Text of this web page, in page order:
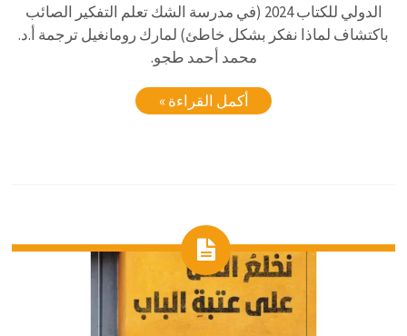
الدولي للكتاب 2024 (في مدرسة الشك تعلم التفكير الصائب
باكتشاف لماذا نفكر بشكل خاطئ) لمارك رومانغيل ترجمة أ.د.
محمد أحمد طجو.
أكمل القراءة »